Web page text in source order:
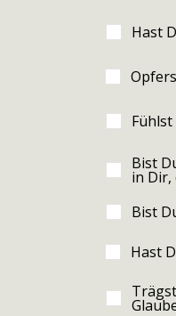
Hast
Bist
in Dir,
Bist
Hast